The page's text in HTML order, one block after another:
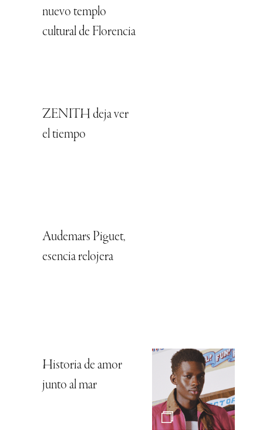
nuevo templo
cultural de Florencia
ZENITH deja ver
el tiempo
Audemars Piguet,
esencia relojera
Historia de amor
junto al mar